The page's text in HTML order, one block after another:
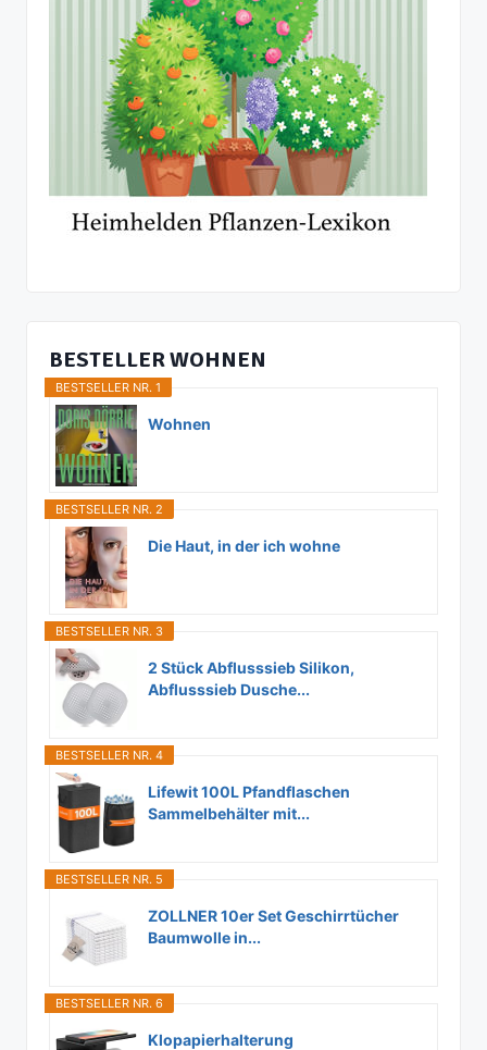
BESTELLER WOHNEN
BESTSELLER NR. 1
Wohnen
BESTSELLER NR. 2
Die Haut, in der ich wohne
BESTSELLER NR. 3
2 Stück Abflusssieb Silikon,
Abflusssieb Dusche...
BESTSELLER NR. 4
Lifewit 100L Pfandflaschen
Sammelbehälter mit...
BESTSELLER NR. 5
ZOLLNER 10er Set Geschirrtücher
Baumwolle in...
BESTSELLER NR. 6
Klopapierhalterung